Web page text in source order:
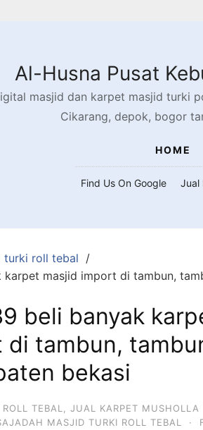
Al-Husna Pusat
masjid dan karpet masjid turki
Cikarang, depok, bogor
HOME
Find Us On Google Jual
turki roll tebal
karpet masjid import di tambun,
beli banyak
di tambun,
bekasi
TEBAL
JUAL KARPET MUSHOLLA
MASJID TURKI ROLL TEBAL ·